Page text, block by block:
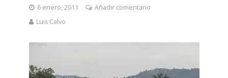
6 enero, 2011
Añadir comentario
Luis Calvo